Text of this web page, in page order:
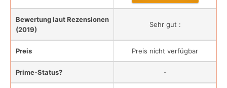
Bewertung laut Rezensionen
(2019)
Sehr gut :
Preis Preis nicht verfügbar
Prime-Status? -